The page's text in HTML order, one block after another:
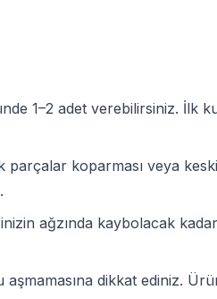
1–2 adet verebilirsiniz. İlk
parçalar koparması veya
ağzında kaybolacak
dikkat ediniz.